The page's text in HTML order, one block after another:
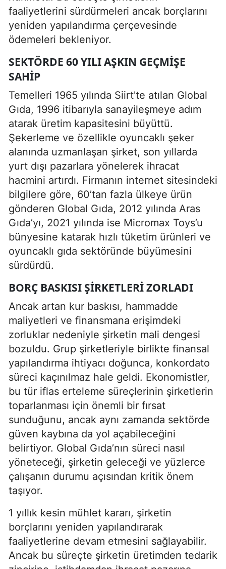
faaliyetlerini sürdürmeleri ancak borçlarını
yeniden yapılandırma çerçevesinde
ödemeleri bekleniyor.
SEKTÖRDE 60 YILI AŞKIN GEÇMIŞE
SAHIP
Temelleri 1965 yılında Siirt'te atılan Global
Gıda, 1996 itibarıyla sanayileşmeye adım
atarak üretim kapasitesini büyüttü.
Şekerleme ve özellikle oyuncaklı şeker
alanında uzmanlaşan şirket, son yıllarda
yurt dışı pazarlara yönelerek ihracat
hacmini artırdı. Firmanın internet sitesindeki
bilgilere göre, 60’tan fazla ülkeye ürün
gönderen Global Gıda, 2012 yılında Aras
Gıda’yı, 2021 yılında ise Micromax Toys’u
bünyesine katarak hızlı tüketim ürünleri ve
oyuncaklı gıda sektöründe büyümesini
sürdürdü.
BORÇ BASKISI ŞIRKETLERI ZORLADI
Ancak artan kur baskısı, hammadde
maliyetleri ve finansmana erişimdeki
zorluklar nedeniyle şirketin mali dengesi
bozuldu. Grup şirketleriyle birlikte finansal
yapılandırma ihtiyacı doğunca, konkordato
süreci kaçınılmaz hale geldi. Ekonomistler,
bu tür iflas erteleme süreçlerinin şirketlerin
toparlanması için önemli bir fırsat
sunduğunu, ancak aynı zamanda sektörde
güven kaybına da yol açabileceğini
belirtiyor. Global Gıda’nın süreci nasıl
yöneteceği, şirketin geleceği ve yüzlerce
çalışanın durumu açısından kritik önem
taşıyor.
1 yıllık kesin mühlet kararı, şirketin
borçlarını yeniden yapılandırarak
faaliyetlerine devam etmesini sağlayabilir.
Ancak bu süreçte şirketin üretimden tedarik